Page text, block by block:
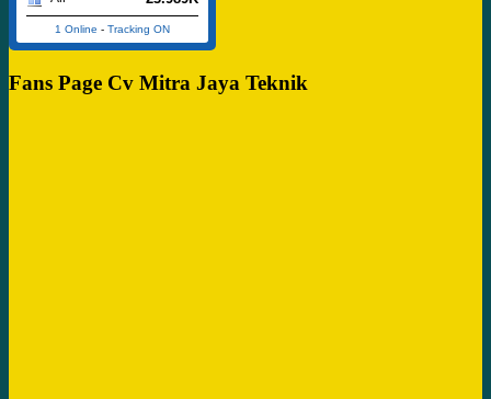
1 Online - Tracking ON
Fans Page Cv Mitra Jaya Teknik